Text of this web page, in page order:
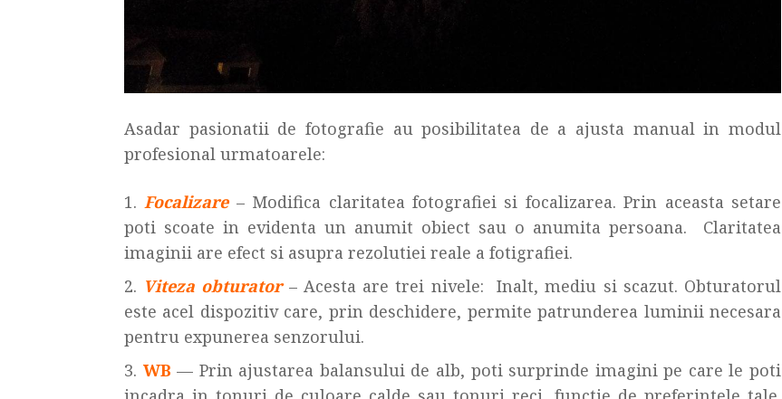
Asadar pasionatii de fotografie au posibilitatea de a ajusta manual in modul
profesional urmatoarele:
Focalizare – Modifica claritatea fotografiei si focalizarea. Prin aceasta setare
poti scoate in evidenta un anumit obiect sau o anumita persoana. Claritatea
imaginii are efect si asupra rezolutiei reale a fotigrafiei.
Viteza obturator– Acesta are trei nivele: Inalt, mediu si scazut. Obturatorul
este acel dispozitiv care, prin deschidere, permite patrunderea luminii necesara
pentru expunerea senzorului.
WB –– Prin ajustarea balansului de alb, poti surprinde imagini pe care le poti